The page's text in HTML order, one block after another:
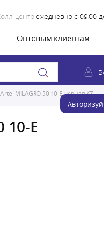
центр ежедневно с 09:00
Оптовым клиентам
MILAGRO 50 10-E черная KZ
10-E